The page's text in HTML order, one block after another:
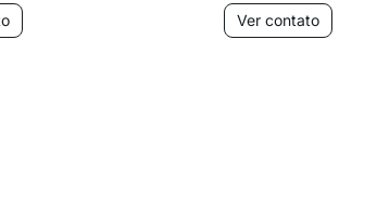
Ver contato